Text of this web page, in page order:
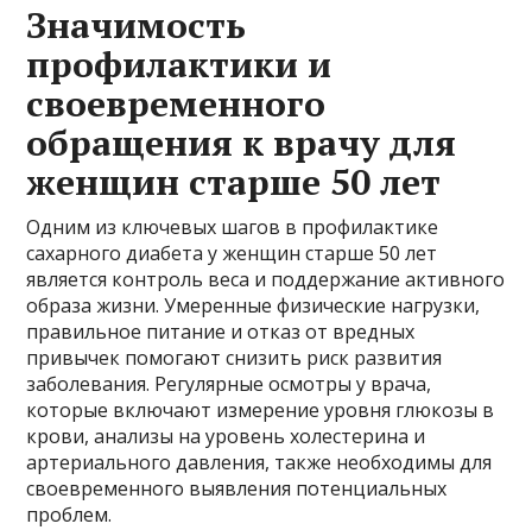
Значимость
профилактики и
своевременного
обращения к врачу для
женщин старше 50 лет
Одним из ключевых шагов в профилактике
сахарного диабета у женщин старше 50 лет
является контроль веса и поддержание активного
образа жизни. Умеренные физические нагрузки,
правильное питание и отказ от вредных
привычек помогают снизить риск развития
заболевания. Регулярные осмотры у врача,
которые включают измерение уровня глюкозы в
крови, анализы на уровень холестерина и
артериального давления, также необходимы для
своевременного выявления потенциальных
проблем.